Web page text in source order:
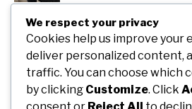
RUBRIQUES
Bien m'habiller
J'ai testé
We respect your privacy
Cookies help us improve your
deliver personalized content,
traffic. You can choose which
by clicking Customize. Click